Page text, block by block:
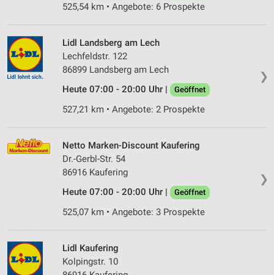
525,54 km • Angebote: 6 Prospekte
❯
Lidl Landsberg am Lech
Lechfeldstr. 122
86899 Landsberg am Lech
Heute 07:00 - 20:00 Uhr |
Geöffnet
527,21 km • Angebote: 2 Prospekte
❯
Netto Marken-Discount Kaufering
Dr.-Gerbl-Str. 54
86916 Kaufering
Heute 07:00 - 20:00 Uhr |
Geöffnet
525,07 km • Angebote: 3 Prospekte
Lidl Kaufering
Kolpingstr. 10